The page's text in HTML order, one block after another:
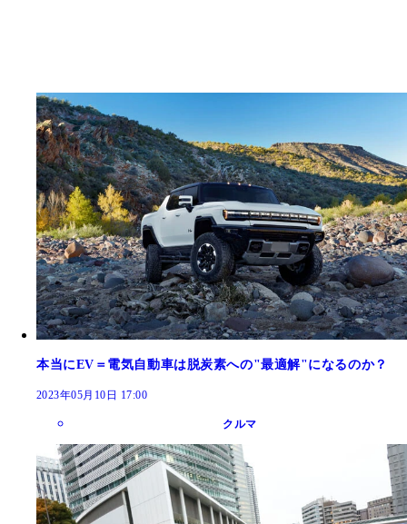
本当にEV＝電気自動車は脱炭素への"最適解"になるのか？
2023年05月10日 17:00
クルマ